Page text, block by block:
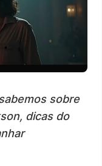
sobre
dicas do